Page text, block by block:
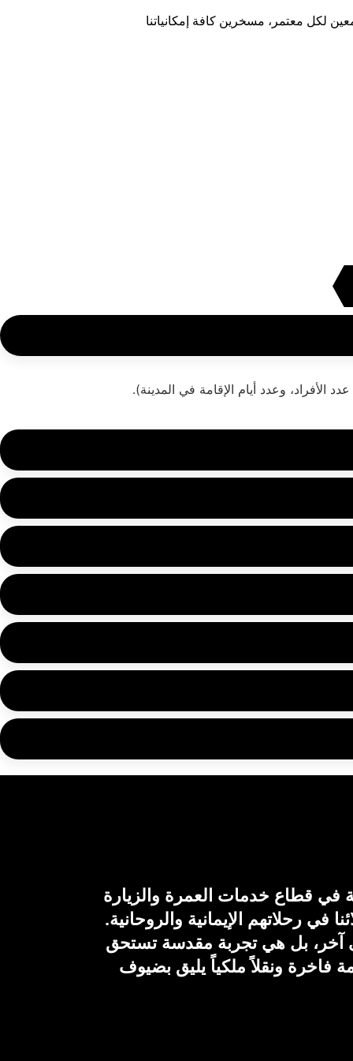
لكل معتمر، مسخرين كافة إمكانياتنا
في قطاع خدمات العمرة والزيارة
رحلاتهم الإيمانية والروحانية.
آخر، بل هي تجربة مقدسة تستحق
فاخرة ونقلاً ملكياً يليق بضيوف